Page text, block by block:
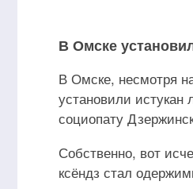
В Омске
В Омске, несмотря
установили истукан
социопату
Собственно, вот
ксёндз стал